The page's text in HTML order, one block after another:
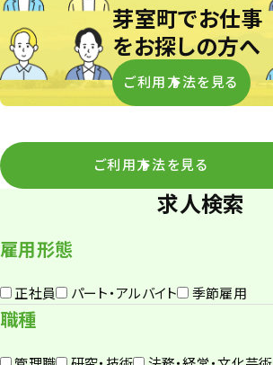
芽室町でお仕事
をお探しの方へ
ご利用方法を見る
ご利用方法を見る
求人検索
雇用形態
正社員 パート・アルバイト 季節雇用
職種